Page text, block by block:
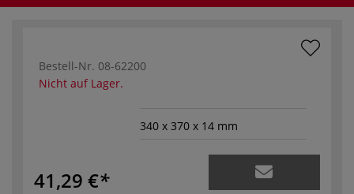
Bestell-Nr. 08-62200
Nicht auf Lager.
340 x 370 x 14 mm
41,29 €